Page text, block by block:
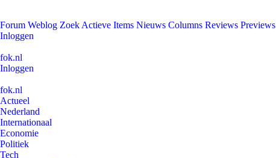
Forum Weblog Zoek Actieve Items Nieuws Columns Reviews Previews
Inloggen
fok.nl
Inloggen
fok.nl
Actueel
Nederland
Internationaal
Economie
Politiek
Tech